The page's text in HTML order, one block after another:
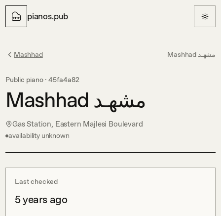
pianos.pub
Mashhad Mashhad مشهـد
Public piano · 45fa4a82
Mashhad مشهـد
Gas Station, Eastern Majlesi Boulevard
availability unknown
Last checked
5 years ago